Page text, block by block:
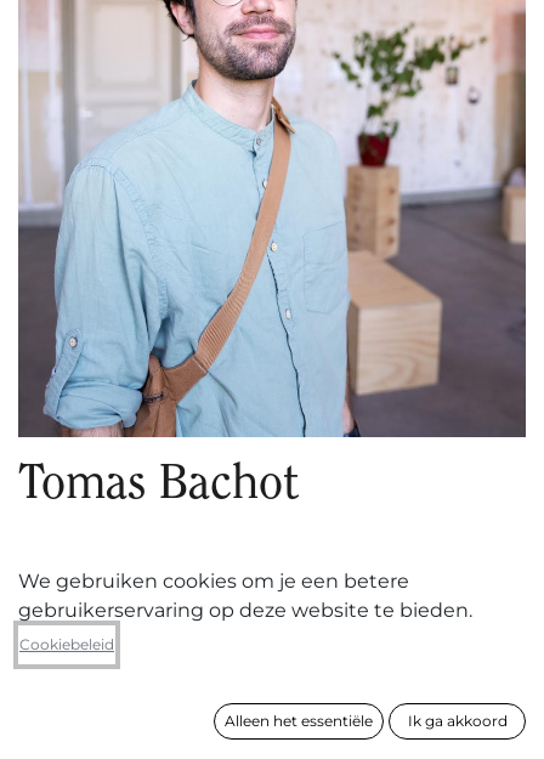
Tomas Bachot
1989 ° - Deurne
We gebruiken cookies om je een betere
gebruikerservaring op deze website te bieden.
Cookiebeleid
Alleen het essentiële Ik ga akkoord